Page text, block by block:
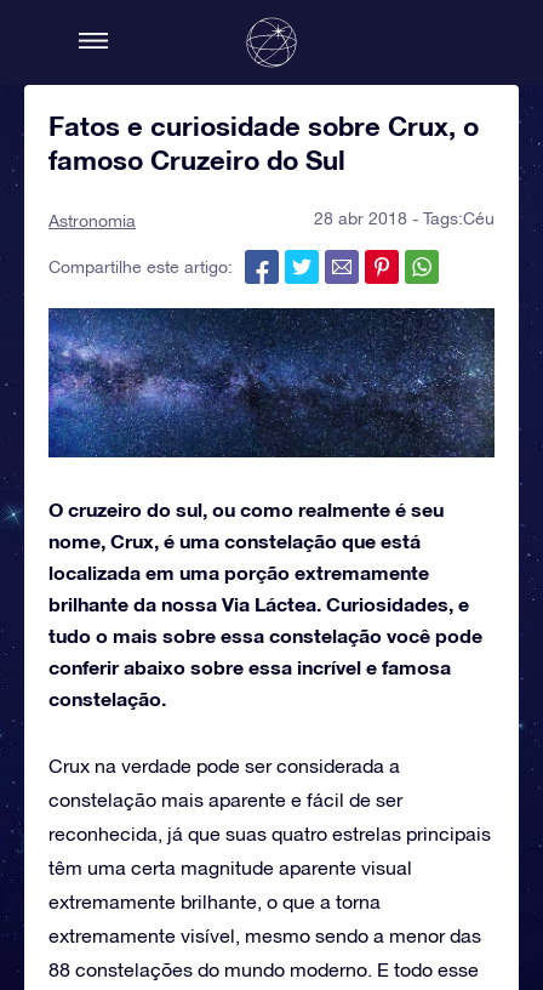
Fatos e curiosidade sobre Crux, o
famoso Cruzeiro do Sul
Astronomia 28 abr 2018 - Tags:Céu
Compartilhe este artigo:
O cruzeiro do sul, ou como realmente é seu
nome, Crux, é uma constelação que está
localizada em uma porção extremamente
brilhante da nossa Via Láctea. Curiosidades, e
tudo o mais sobre essa constelação você pode
conferir abaixo sobre essa incrível e famosa
constelação.
Crux na verdade pode ser considerada a
constelação mais aparente e fácil de ser
reconhecida, já que suas quatro estrelas principais
têm uma certa magnitude aparente visual
extremamente brilhante, o que a torna
extremamente visível, mesmo sendo a menor das
88 constelações do mundo moderno. E todo esse